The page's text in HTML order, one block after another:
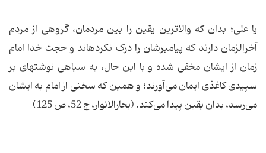
یا علی؛ بدان که والاترین یقین را بین مردمان، گروهی از مردم
آخرالزمان دارند که پیامبرشان را درک نکرده‏اند و حجت خدا امام
زمان از ایشان مخفی شده و با این حال، به سیاهی نوشته‏ای بر
سپیدی کاغذی ایمان می‌آورند؛ و همین که سخنی از امام به ایشان
می‌رسد، بدان یقین پیدا می‌کند. (بحارالانوار، ج 52، ص 125)